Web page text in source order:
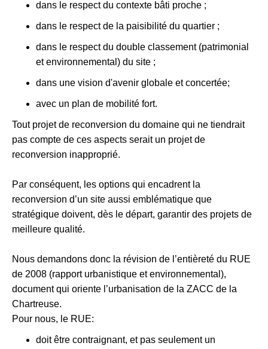
dans le respect du contexte bâti proche ;
dans le respect de la paisibilité du quartier ;
dans le respect du double classement (patrimonial
et environnemental) du site ;
dans une vision d'avenir globale et concertée;
avec un plan de mobilité fort.
Tout projet de reconversion du domaine qui ne tiendrait
pas compte de ces aspects serait un projet de
reconversion inapproprié.
Par conséquent, les options qui encadrent la
reconversion d’un site aussi emblématique que
stratégique doivent, dès le départ, garantir des projets de
meilleure qualité.
Nous demandons donc la révision de l’entièreté du RUE
de 2008 (rapport urbanistique et environnemental),
document qui oriente l’urbanisation de la ZACC de la
Chartreuse.
Pour nous, le RUE:
doit être contraignant, et pas seulement un